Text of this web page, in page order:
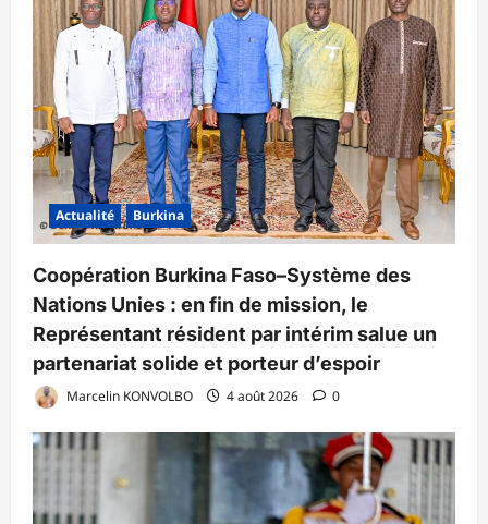
Actualité Burkina
Coopération Burkina Faso–Système des
Nations Unies : en fin de mission, le
Représentant résident par intérim salue un
partenariat solide et porteur d’espoir
Marcelin KONVOLBO 4 août 2026 0